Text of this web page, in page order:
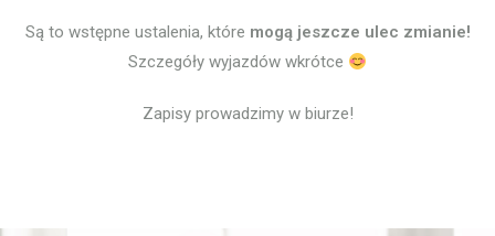
Są to wstępne ustalenia, które mogą jeszcze ulec zmianie!
Szczegóły wyjazdów wkrótce
Zapisy prowadzimy w biurze!